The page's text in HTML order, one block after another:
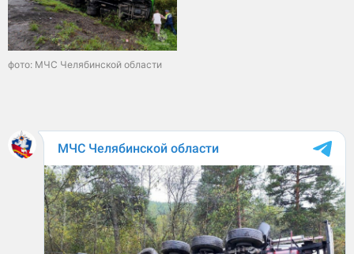
фото: МЧС Челябинской области